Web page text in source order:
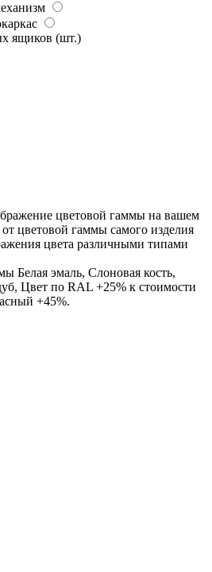
ящиков (шт.)
цветовой гаммы на вашем
цветовой гаммы самого изделия
цвета различными типами
Белая эмаль, Слоновая кость,
Цвет по RAL +25% к стоимости
+45%.